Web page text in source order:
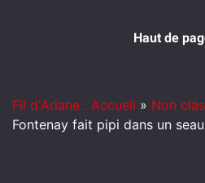
Haut de
Fil d'Ariane : Accueil » Non
Fontenay fait pipi dans un